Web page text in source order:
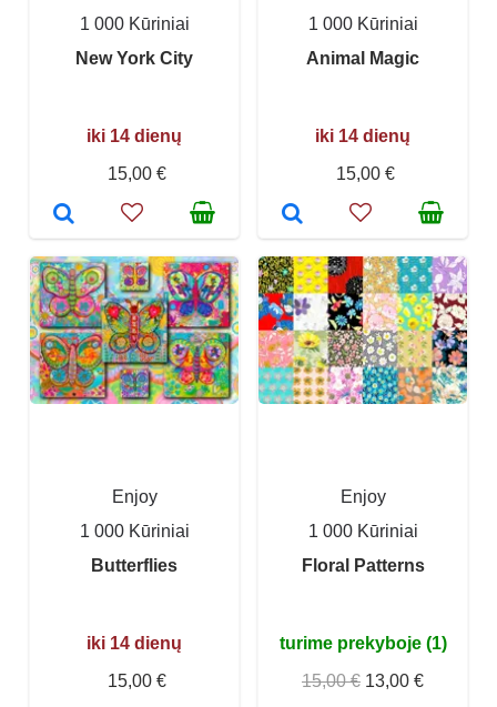
1 000 Kūriniai
New York City
iki 14 dienų
15,00 €
1 000 Kūriniai
Animal Magic
iki 14 dienų
15,00 €
Enjoy
1 000 Kūriniai
Butterflies
iki 14 dienų
15,00 €
Enjoy
1 000 Kūriniai
Floral Patterns
turime prekyboje (1)
15,00 € 13,00 €